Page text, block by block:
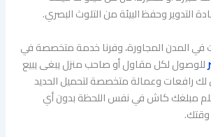
التدوير وحفظ البيئة من التلوث البصري.
في المدن المجاورة، وفرنا خدمة متخصصة في
للوصول لكل مقاول أو صاحب منزل يبغى يبيع
لك رافعات وعمالة متخصصة لتحميل الحديد
مبلغك كاش في نفس اللحظة بدون أي
وقتك.